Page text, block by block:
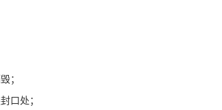
；
口处；